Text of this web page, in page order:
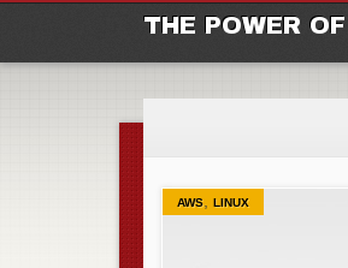
THE POWER
AWS ,LINUX